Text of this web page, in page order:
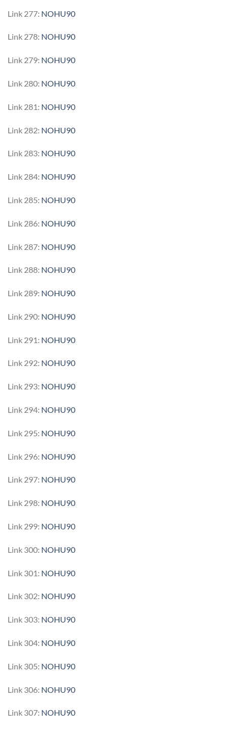
Link 277: NOHU90
Link 278: NOHU90
Link 279: NOHU90
Link 280: NOHU90
Link 281: NOHU90
Link 282: NOHU90
Link 283: NOHU90
Link 284: NOHU90
Link 285: NOHU90
Link 286: NOHU90
Link 287: NOHU90
Link 288: NOHU90
Link 289: NOHU90
Link 290: NOHU90
Link 291: NOHU90
Link 292: NOHU90
Link 293: NOHU90
Link 294: NOHU90
Link 295: NOHU90
Link 296: NOHU90
Link 297: NOHU90
Link 298: NOHU90
Link 299: NOHU90
Link 300: NOHU90
Link 301: NOHU90
Link 302: NOHU90
Link 303: NOHU90
Link 304: NOHU90
Link 305: NOHU90
Link 306: NOHU90
Link 307: NOHU90